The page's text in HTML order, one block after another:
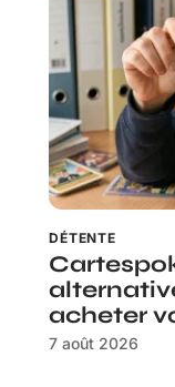
DÉTENTE
acheter
7 août 2026